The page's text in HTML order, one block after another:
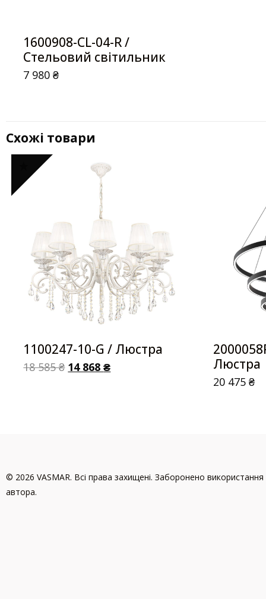
1600908-CL-04-R /
Стельовий світильник
7 980₴
Схожі товари
1100247-10-G / Люстра
18 585₴ 14 868₴
Люстра
20 475₴
© 2026 VASMAR. Всі права захищені. Заборонено використання
автора.